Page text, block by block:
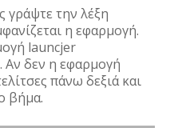
γράψτε την λέξη
η εφαρμογή.
launcjer
Αν δεν η εφαρμογή
πάνω δεξιά και
βήμα.